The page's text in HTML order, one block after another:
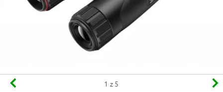
1 z 5